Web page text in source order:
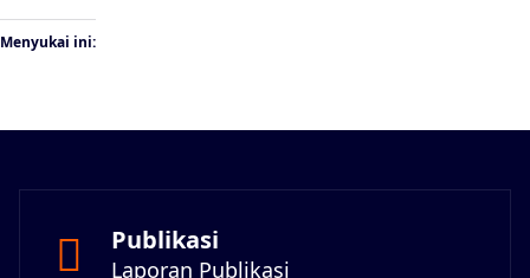
Menyukai ini:
Publikasi
Laporan Publikasi